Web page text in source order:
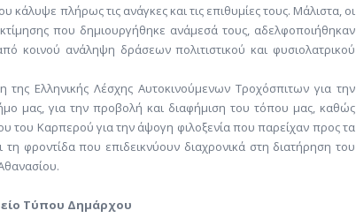
πλήρως τις ανάγκες και τις επιθυμίες τους. Μάλιστα, οι
που δημιουργήθηκε ανάμεσά τους, αδελφοποιήθηκαν
κοινού ανάληψη δράσεων πολιτιστικού και φυσιολατρικού
Ελληνικής Λέσχης Αυτοκινούμενων Τροχόσπιτων για την
μας, για την προβολή και διαφήμιση του τόπου μας, καθώς
του Καρπερού για την άψογη φιλοξενία που παρείχαν προς τα
τη φροντίδα που επιδεικνύουν διαχρονικά στη διατήρηση του
Τύπου Δημάρχου